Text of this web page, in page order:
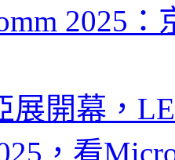
2025
展開幕，
，看